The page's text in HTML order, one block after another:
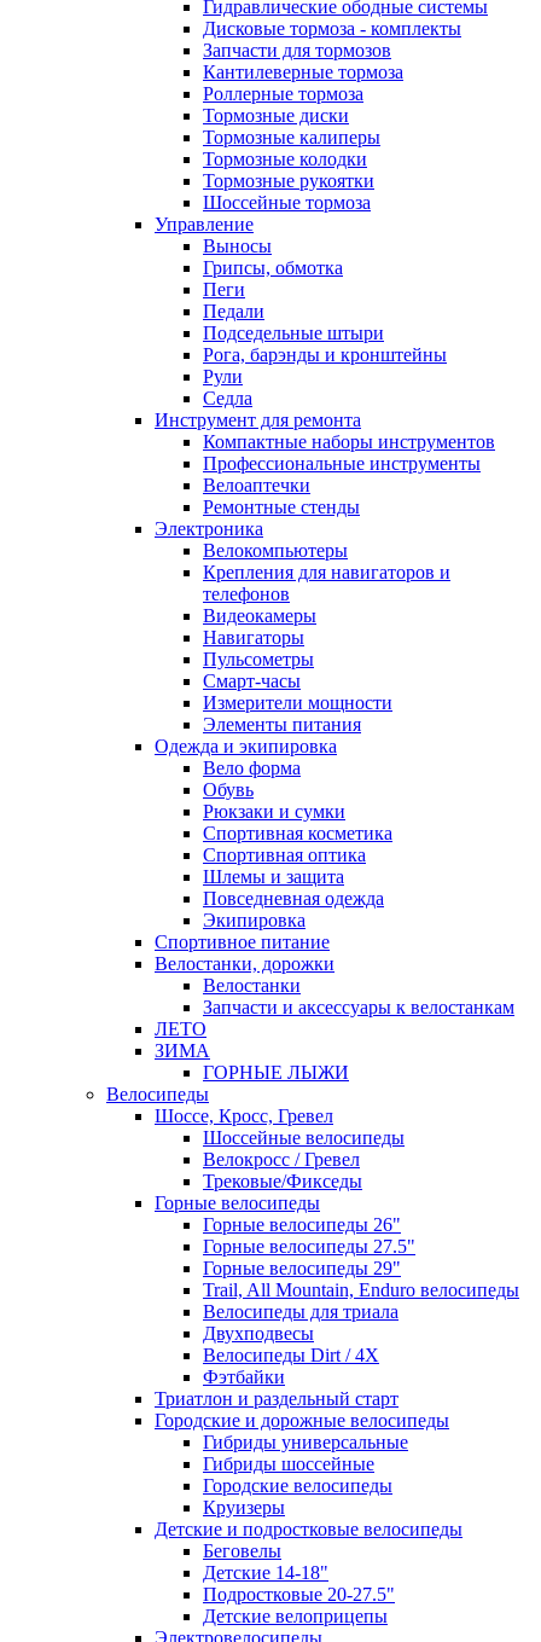
Гидравлические ободные системы
Дисковые тормоза - комплекты
Запчасти для тормозов
Кантилеверные тормоза
Роллерные тормоза
Тормозные диски
Тормозные калиперы
Тормозные колодки
Тормозные рукоятки
Шоссейные тормоза
Управление
Выносы
Грипсы, обмотка
Пеги
Педали
Подседельные штыри
Рога, барэнды и кронштейны
Рули
Седла
Инструмент для ремонта
Компактные наборы инструментов
Профессиональные инструменты
Велоаптечки
Ремонтные стенды
Электроника
Велокомпьютеры
Крепления для навигаторов и
телефонов
Видеокамеры
Навигаторы
Пульсометры
Смарт-часы
Измерители мощности
Элементы питания
Одежда и экипировка
Вело форма
Обувь
Рюкзаки и сумки
Спортивная косметика
Спортивная оптика
Шлемы и защита
Повседневная одежда
Экипировка
Спортивное питание
Велостанки, дорожки
Велостанки
Запчасти и аксессуары к велостанкам
ЛЕТО
ЗИМА
ГОРНЫЕ ЛЫЖИ
Велосипеды
Шоссе, Кросс, Гревел
Шоссейные велосипеды
Велокросс / Гревел
Трековые/Фикседы
Горные велосипеды
Горные велосипеды 26"
Горные велосипеды 27.5"
Горные велосипеды 29"
Trail, All Mountain, Enduro велосипеды
Велосипеды для триала
Двухподвесы
Велосипеды Dirt / 4X
Фэтбайки
Триатлон и раздельный старт
Городские и дорожные велосипеды
Гибриды универсальные
Гибриды шоссейные
Городские велосипеды
Круизеры
Детские и подростковые велосипеды
Беговелы
Детские 14-18"
Подростковые 20-27.5"
Детские велоприцепы
Электровелосипеды